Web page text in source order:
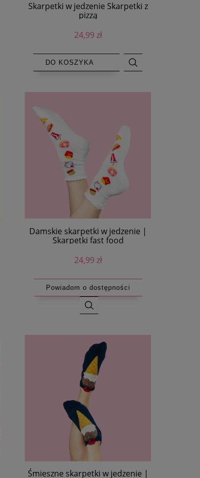
Skarpetki w jedzenie Skarpetki z
pizzą
24,99 zł
DO KOSZYKA
Damskie skarpetki w jedzenie |
Skarpetki fast food
24,99 zł
Powiadom o dostępności
Śmieszne skarpetki w jedzenie |